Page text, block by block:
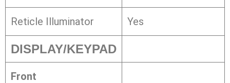
Reticle Illuminator Yes
DISPLAY/KEYPAD
Front